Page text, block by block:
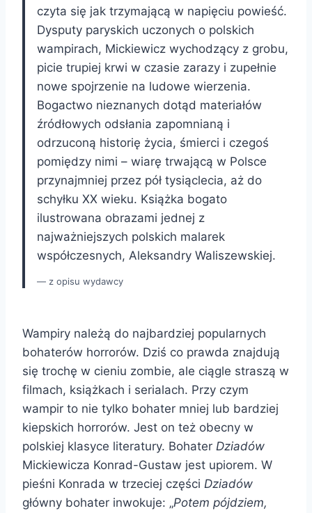
czyta się jak trzymającą w napięciu powieść.
Dysputy paryskich uczonych o polskich
wampirach, Mickiewicz wychodzący z grobu,
picie trupiej krwi w czasie zarazy i zupełnie
nowe spojrzenie na ludowe wierzenia.
Bogactwo nieznanych dotąd materiałów
źródłowych odsłania zapomnianą i
odrzuconą historię życia, śmierci i czegoś
pomiędzy nimi – wiarę trwającą w Polsce
przynajmniej przez pół tysiąclecia, aż do
schyłku XX wieku. Książka bogato
ilustrowana obrazami jednej z
najważniejszych polskich malarek
współczesnych, Aleksandry Waliszewskiej.
z opisu wydawcy
Wampiry należą do najbardziej popularnych
bohaterów horrorów. Dziś co prawda znajdują
się trochę w cieniu zombie, ale ciągle straszą w
filmach, książkach i serialach. Przy czym
wampir to nie tylko bohater mniej lub bardziej
kiepskich horrorów. Jest on też obecny w
polskiej klasyce literatury. Bohater Dziadów
Mickiewicza Konrad-Gustaw jest upiorem. W
pieśni Konrada w trzeciej części Dziadów
główny bohater inwokuje: „Potem pójdziem,